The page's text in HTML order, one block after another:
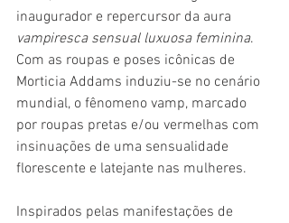
inaugurador e repercursor da aura
vampiresca sensual luxuosa feminina.
Com as roupas e poses icônicas de
Morticia Addams induziu-se no cenário
mundial, o fênomeno vamp, marcado
por roupas pretas e/ou vermelhas com
insinuações de uma sensualidade
florescente e latejante nas mulheres.
Inspirados pelas manifestações de